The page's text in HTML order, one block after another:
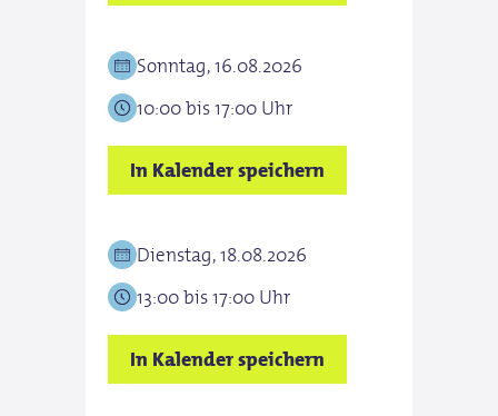
Sonntag, 16.08.2026
10:00 bis 17:00 Uhr
In Kalender speichern
Dienstag, 18.08.2026
13:00 bis 17:00 Uhr
In Kalender speichern